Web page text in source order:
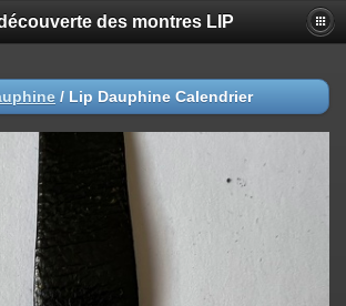
des montres LIP
/ Lip Dauphine Calendrier